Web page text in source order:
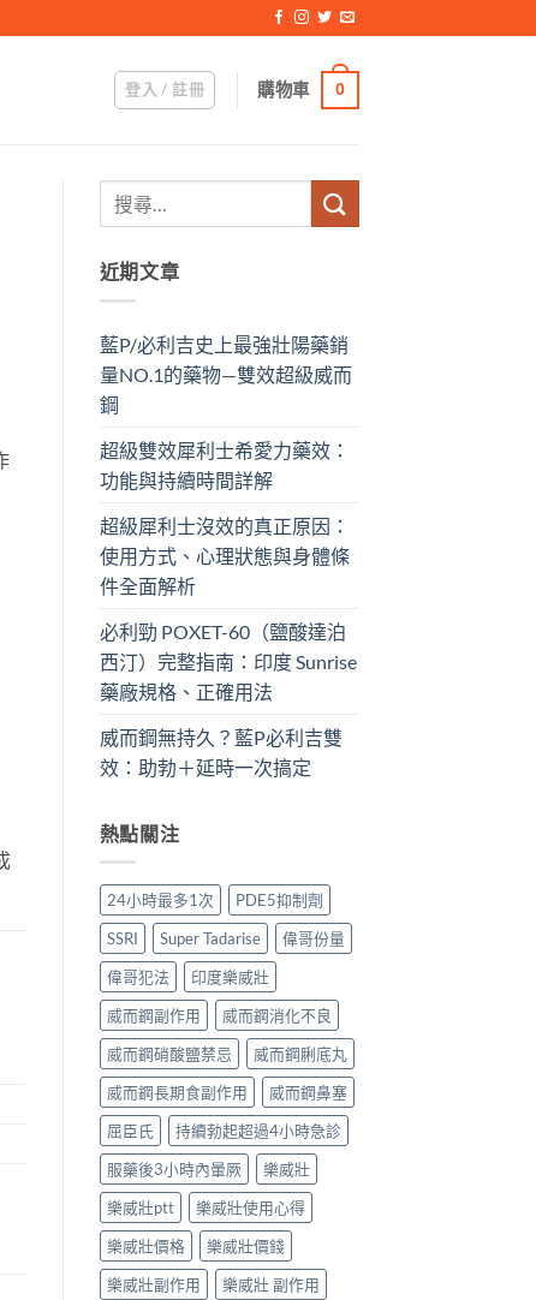
登入 / 註冊 購物車 0
近期文章
藍P/必利吉史上最強壯陽藥銷
量NO.1的藥物—雙效超級威而
鋼
超級雙效犀利士希愛力藥效：
功能與持續時間詳解
超級犀利士沒效的真正原因：
使用方式、心理狀態與身體條
件全面解析
必利勁 POXET-60（鹽酸達泊
西汀）完整指南：印度 Sunrise
藥廠規格、正確用法
威而鋼無持久？藍P必利吉雙
效：助勃＋延時一次搞定
熱點關注
24小時最多1次
PDE5抑制劑
SSRI
Super Tadarise
偉哥份量
偉哥犯法
印度樂威壯
威而鋼副作用
威而鋼消化不良
威而鋼硝酸鹽禁忌
威而鋼脷底丸
威而鋼長期食副作用
威而鋼鼻塞
屈臣氏
持續勃起超過4小時急診
服藥後3小時內暈厥
樂威壯
樂威壯ptt
樂威壯使用心得
樂威壯價格
樂威壯價錢
樂威壯副作用
樂威壯 副作用